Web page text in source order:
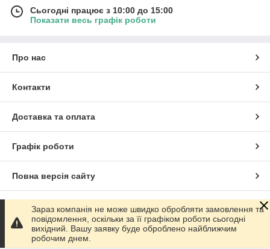
Сьогодні працює з 10:00 до 15:00
Показати весь графік роботи
Про нас
Контакти
Доставка та оплата
Графік роботи
Повна версія сайту
Сайт створено на маркетплейсі Prom.ua
Політика конфіденційності
Зараз компанія не може швидко обробляти замовлення та
повідомлення, оскільки за її графіком роботи сьогодні
вихідний. Вашу заявку буде оброблено найближчим
робочим днем.